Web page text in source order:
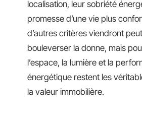
localisation, leur sobriété
promesse d’une vie plus
d’autres critères viendront
bouleverser la donne, mais
l’espace, la lumière et la
énergétique restent les
la valeur immobilière.